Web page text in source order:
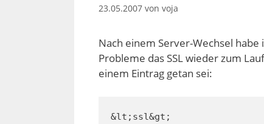
23.05.2007 von voja
Nach einem Server-Wechsel
Probleme das SSL wieder zum
einem Eintrag getan sei:
&lt;ssl&gt;